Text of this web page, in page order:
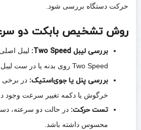
حرکت دستگاه بررسی شود.
روش تشخیص بابکت دو
بررسی لیبل Two Speed:
لیبل
Two Speed روی بدنه یا در ست لیبل دستگاه دیده می‌شود.
بررسی پنل یا جوی‌استیک: در برخی
خرگوش یا دکمه تغییر سرعت وجود
تست حرکت: در حالت دو سرعته،
محسوس داشته باشد.